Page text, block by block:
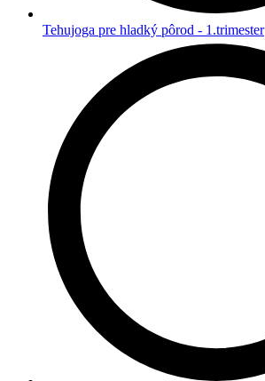
Tehujoga pre hladký pôrod - 1.trimester